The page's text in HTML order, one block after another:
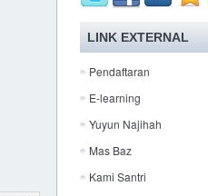
LINK EXTERNAL
Pendaftaran
E-learning
Yuyun Najihah
Mas Baz
Kami Santri